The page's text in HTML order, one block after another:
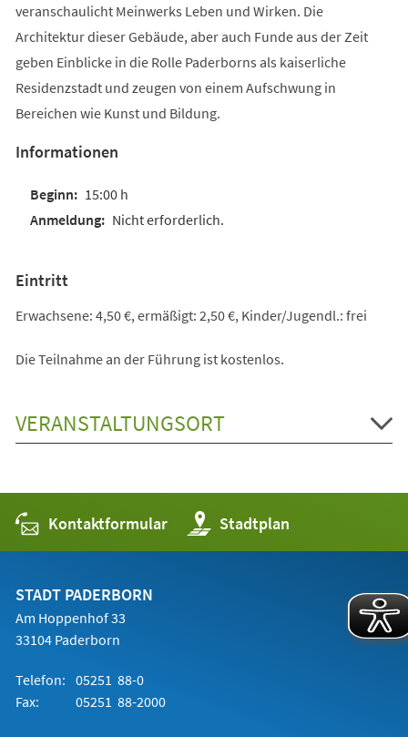
veranschaulicht Meinwerks Leben und Wirken. Die
Architektur dieser Gebäude, aber auch Funde aus der Zeit
geben Einblicke in die Rolle Paderborns als kaiserliche
Residenzstadt und zeugen von einem Aufschwung in
Bereichen wie Kunst und Bildung.
Informationen
15:00 h
Nicht erforderlich.
Eintritt
Erwachsene: 4,50 €, ermäßigt: 2,50 €, Kinder/Jugendl.: frei
Die Teilnahme an der Führung ist kostenlos.
VERANSTALTUNGSORT
Kontaktformular Stadtplan
(Öffnet
in
einem
STADT PADERBORN
Am Hoppenhof 33
33104 Paderborn
Telefon: 05251 88-0
Fax:
05251 88-2000